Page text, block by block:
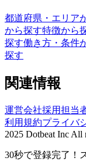
都道府県・エリア
から探す特徴から
探す働き方・条件
探す
関連情報
運営会社採用担当
利用規約プライバ
2025 Dotbeat Inc All
30秒で登録完了！